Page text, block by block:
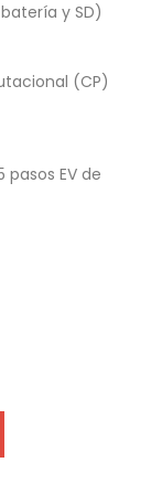
y SD)
(CP)
pasos EV de